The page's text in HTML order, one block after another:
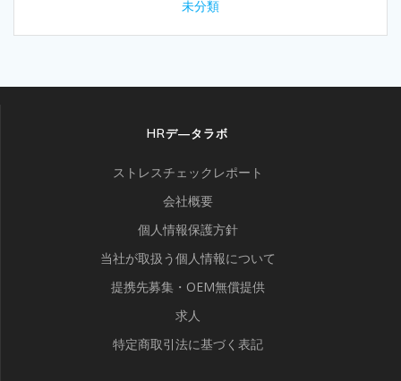
未分類
HRデ―タラボ
ストレスチェックレポート
会社概要
個人情報保護方針
当社が取扱う個人情報について
提携先募集・OEM無償提供
求人
特定商取引法に基づく表記